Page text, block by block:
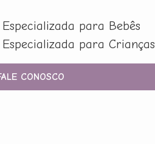
para Bebês
para Crianças
CONOSCO